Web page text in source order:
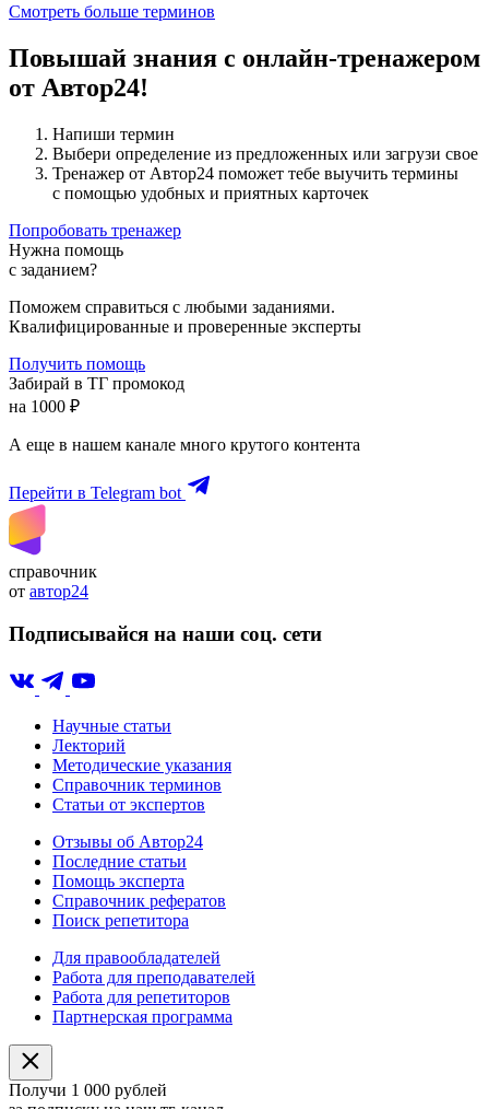
Смотреть больше терминов
Повышай знания с онлайн-тренажером
от Автор24!
Напиши термин
Выбери определение из предложенных или загрузи свое
Тренажер от Автор24 поможет тебе выучить термины
с помощью удобных и приятных карточек
Попробовать тренажер
Нужна помощь
с заданием?
Поможем справиться с любыми заданиями.
Квалифицированные и проверенные эксперты
Получить помощь
Забирай в ТГ промокод
на 1000 ₽
А еще в нашем канале много крутого контента
Перейти в Telegram bot
справочник
от автор24
Подписывайся на наши соц. сети
Научные статьи
Лекторий
Методические указания
Справочник терминов
Статьи от экспертов
Отзывы об Автор24
Последние статьи
Помощь эксперта
Справочник рефератов
Поиск репетитора
Для правообладателей
Работа для преподавателей
Работа для репетиторов
Партнерская программа
Получи 1 000 рублей